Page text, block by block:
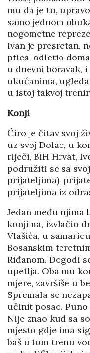
mu da je tu,
samo jednom
nogometne
Ivan je presretan,
ptica, odletio
u dnevni boravak,
ukućanima,
u istoj takvoj
Konji
Ćiro je čitav svoj
uz svoj Dolac, u
riječi, BiH Hrvat,
podružiti se sa
prijateljima),
prijateljima iz
Jedan među njima
konjima, izvlačio
Vlašića, u
Bosanskim
Riđanom. Dogodi
upetlja. Oba mu
mjere, završiše u
Spremala se
učinit posao.
Nije znao kud sa
mjesto gdje ima
baš u tom trenu